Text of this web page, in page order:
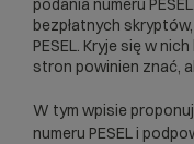
bezpłatnych
PESEL. Kryje się w
stron powinien znać,
W tym wpisie
numeru PESEL i